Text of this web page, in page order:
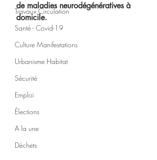
Travaux Circulation
Santé - Covid-19
Culture Manifestations
Urbanisme Habitat
Sécurité
Emploi
Élections
A la une
Déchets
de maladies neurodégénératives à
domicile.